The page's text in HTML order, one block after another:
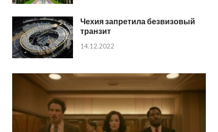
Чехия запретила безвизовый
транзит
14.12.2022